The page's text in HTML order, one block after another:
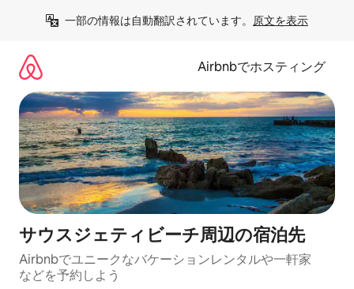
一部の情報は自動翻訳されています。 原文を表示
Airbnbでホスティング
サウスジェティビーチ⁠周⁠辺⁠の宿⁠泊⁠先
Airbnbでユニークなバ⁠ケ⁠ー⁠シ⁠ョ⁠ンレ⁠ン⁠タ⁠ルや一⁠軒⁠家
な⁠ど⁠を予⁠約⁠し⁠よ⁠う